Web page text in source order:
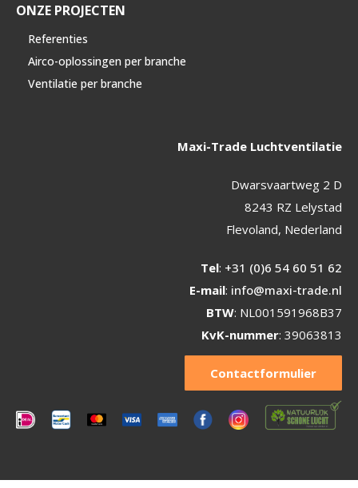
ONZE PROJECTEN
Referenties
Airco-oplossingen per branche
Ventilatie per branche
Maxi-Trade Luchtventilatie
Dwarsvaartweg 2 D
8243 RZ Lelystad
Flevoland, Nederland
Tel: +31 (0)6 54 60 51 62
E-mail: info@maxi-trade.nl
BTW: NL001591968B37
KvK-nummer: 39063813
Contactformulier